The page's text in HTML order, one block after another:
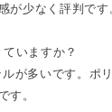
が少なく評判です
いますか？
が多いです。ポ
す。